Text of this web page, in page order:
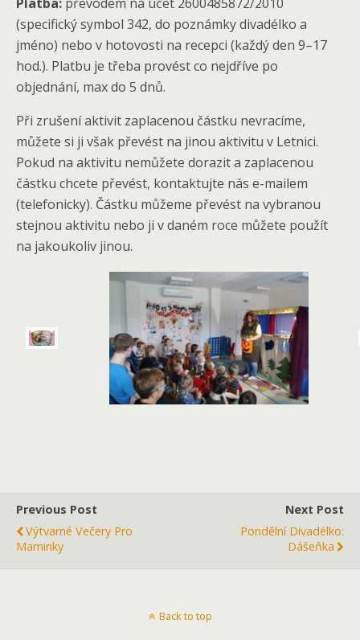
(specifický symbol 342, do poznámky divadélko a
jméno) nebo v hotovosti na recepci (každý den 9–17
hod.). Platbu je třeba provést co nejdříve po
objednání, max do 5 dnů.
Při zrušení aktivit zaplacenou částku nevracíme,
můžete si ji však převést na jinou aktivitu v Letnici.
Pokud na aktivitu nemůžete dorazit a zaplacenou
částku chcete převést, kontaktujte nás e-mailem
(telefonicky). Částku můžeme převést na vybranou
stejnou aktivitu nebo ji v daném roce můžete použít
na jakoukoliv jinou.
Previous Post
Výtvarné Večery Pro
Maminky
Next Post
Pondělní Divadélko:
Dášeňka
Back to top